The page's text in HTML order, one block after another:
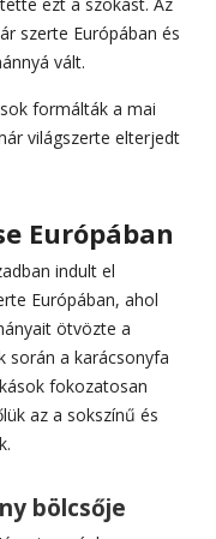
szerte Európában és
vált.
formálták a mai
világszerte elterjedt
Európában
indult el
Európában, ahol
ötvözte a
során a karácsonyfa
fokozatosan
az a sokszínű és
bölcsője